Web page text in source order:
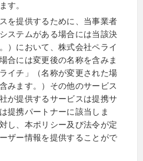
す。
を提供するために、当事業者
ステムがある場合には当該決
）において、株式会社ペライ
合には変更後の名称を含みま
イチ」（名称が変更された場
みます。）その他のサービス
が提供するサービスは提携サ
提携パートナーに該当しま
し、本ポリシー及び法令が定
ザー情報を提供することがで